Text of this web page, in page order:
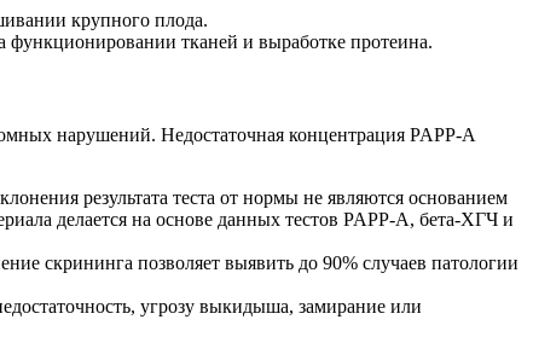
крупного плода.
функционировании тканей и выработке протеина.
нарушений. Недостаточная концентрация PAPP-A
результата теста от нормы не являются основанием
делается на основе данных тестов PAPP-A, бета-ХГЧ и
скрининга позволяет выявить до 90% случаев патологии
угрозу выкидыша, замирание или